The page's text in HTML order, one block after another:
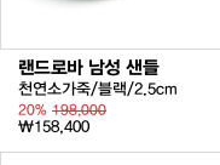
랜드로바 남성 샌들
천연소가죽/블랙/2.5cm
20% 198,000
₩158,400